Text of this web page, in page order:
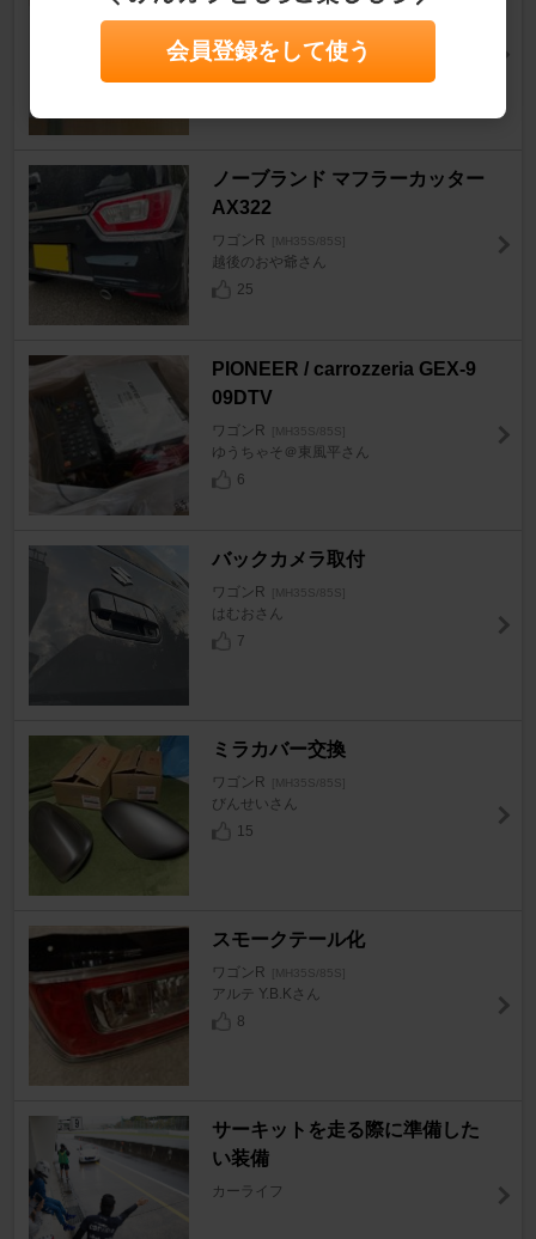
ワゴンR [MH35S/85S]
らびっとSさん
ノーブランド マフラーカッター
AX322
ワゴンR [MH35S/85S]
越後のおや爺さん
25
PIONEER / carrozzeria GEX-9
09DTV
ワゴンR [MH35S/85S]
ゆうちゃそ＠東風平さん
6
バックカメラ取付
ワゴンR [MH35S/85S]
はむおさん
7
ミラカバー交換
ワゴンR [MH35S/85S]
びんせいさん
15
スモークテール化
ワゴンR [MH35S/85S]
アルテ Y.B.Kさん
8
サーキットを走る際に準備した
い装備
カーライフ
会員登録をして使う